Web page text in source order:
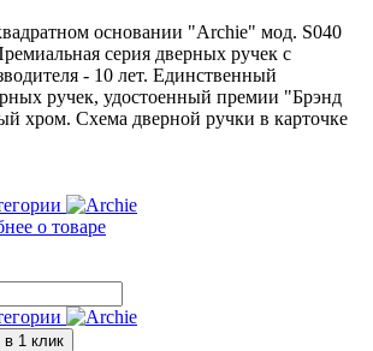
основании "Archie" мод. S040
серия дверных ручек с
- 10 лет. Единственный
ручек, удостоенный премии "Брэнд
хром. Схема дверной ручки в карточке
о товаре
в 1 клик